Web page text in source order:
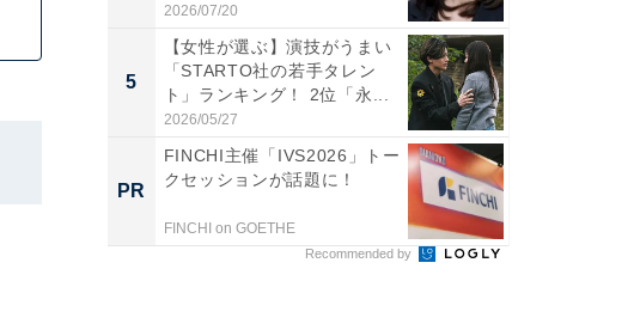
2026/07/20
5
【女性が選ぶ】演技がうまい
「STARTO社の若手タレン
ト」ランキング！ 2位「永...
2026/05/27
PR
FINCHI主催「IVS2026」トー
クセッションが話題に！
FINCHI on GOETHE
Recommended by